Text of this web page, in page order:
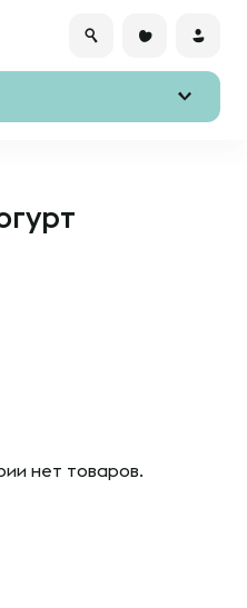
нет товаров.